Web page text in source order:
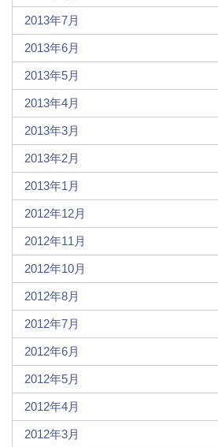
2013年7月
2013年6月
2013年5月
2013年4月
2013年3月
2013年2月
2013年1月
2012年12月
2012年11月
2012年10月
2012年8月
2012年7月
2012年6月
2012年5月
2012年4月
2012年3月